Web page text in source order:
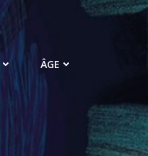
ÂGE